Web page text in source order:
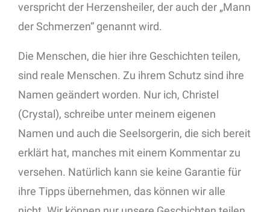
verspricht der Herzensheiler, der auch der „Mann
der Schmerzen“ genannt wird.
Die Menschen, die hier ihre Geschichten teilen,
sind reale Menschen. Zu ihrem Schutz sind ihre
Namen geändert worden. Nur ich, Christel
(Crystal), schreibe unter meinem eigenen
Namen und auch die Seelsorgerin, die sich bereit
erklärt hat, manches mit einem Kommentar zu
versehen. Natürlich kann sie keine Garantie für
ihre Tipps übernehmen, das können wir alle